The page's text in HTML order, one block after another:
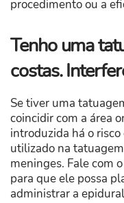
procedimento ou a
Tenho uma
costas.
Se tiver uma
coincidir com a área
introduzida há o
utilizado na
meninges. Fale com
para que ele possa
administrar a